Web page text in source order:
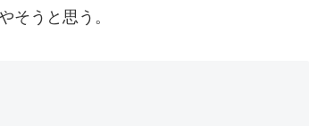
そうと思う。